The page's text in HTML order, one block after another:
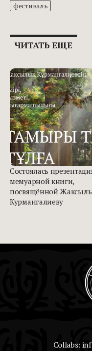
фестиваль
ЧИТАТЬ ЕЩЕ
Состоялась
мемуарной книги,
посвящённой
Курмангалиеву
Collabs: